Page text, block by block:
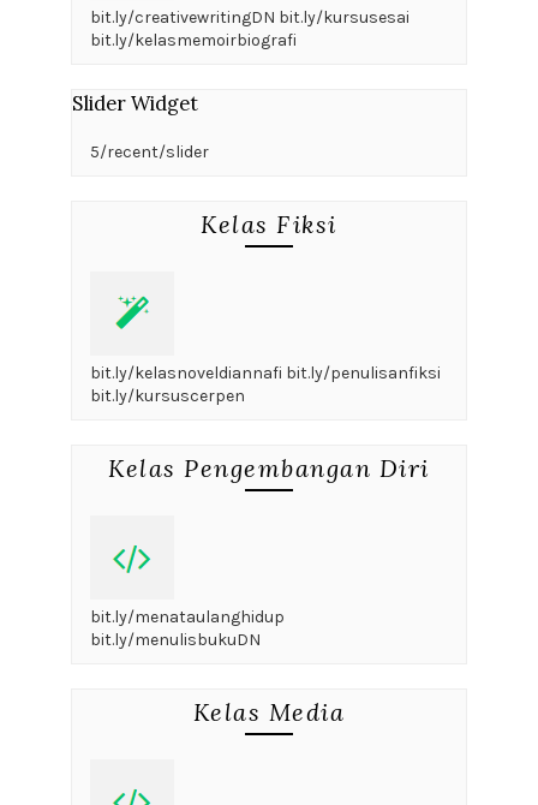
bit.ly/creativewritingDN bit.ly/kursusesai
bit.ly/kelasmemoirbiografi
Slider Widget
5/recent/slider
Kelas Fiksi
bit.ly/kelasnoveldiannafi bit.ly/penulisanfiksi
bit.ly/kursuscerpen
Kelas Pengembangan Diri
bit.ly/menataulanghidup
bit.ly/menulisbukuDN
Kelas Media